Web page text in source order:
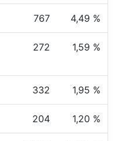
767 4,49 %
272 1,59 %
332 1,95 %
204 1,20 %